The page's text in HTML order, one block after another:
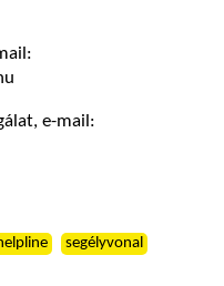
e-mail:
segélyvonal